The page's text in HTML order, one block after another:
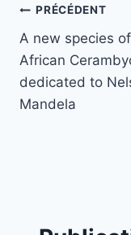
Navigation
de
l’article
PRÉCÉDENT
A new species
African
dedicated to
Mandela